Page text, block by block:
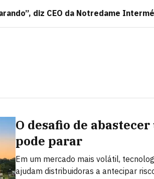
diz CEO da Notredame
O desafio de
pode parar
Em um mercado mais volátil,
ajudam distribuidoras a antecipar